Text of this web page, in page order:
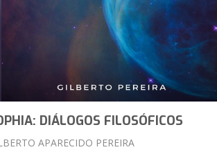
DIÁLOGOS FILOSÓFICOS
APARECIDO PEREIRA